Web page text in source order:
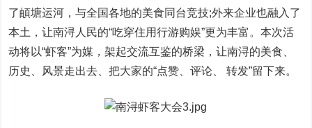
了頔塘运河，与全国各地的美食同台竞技;外来企业也融入了
本土，让南浔人民的“吃穿住用行游购娱”更为丰富。本次活
动将以“虾客”为媒，架起交流互鉴的桥梁，让南浔的美食、
历史、风景走出去、把大家的“点赞、评论、 转发”留下来。